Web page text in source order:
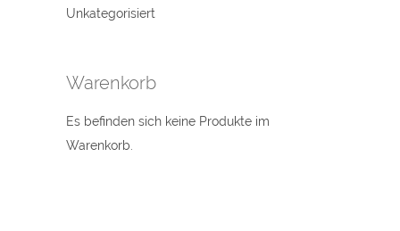
Unkategorisiert
Warenkorb
Es befinden sich keine Produkte im
Warenkorb.